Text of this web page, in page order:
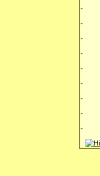
-
-
-
-
-
-
-
-
-